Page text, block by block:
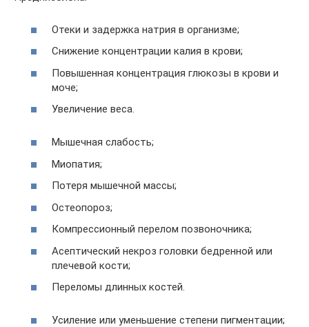
Отеки и задержка натрия в организме;
Снижение концентрации калия в крови;
Повышенная концентрация глюкозы в крови и
моче;
Увеличение веса.
Мышечная слабость;
Миопатия;
Потеря мышечной массы;
Остеопороз;
Компрессионный перелом позвоночника;
Асептический некроз головки бедренной или
плечевой кости;
Переломы длинных костей.
Усиление или уменьшение степени пигментации;